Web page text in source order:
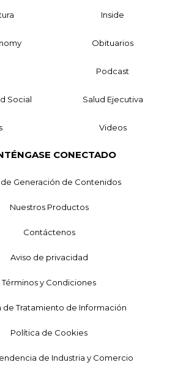
Inside
Obituarios
Podcast
Social Salud Ejecutiva
Videos
CONECTADO
de Generación de Contenidos
Nuestros Productos
Contáctenos
Aviso de privacidad
Términos y Condiciones
de Tratamiento de Información
Política de Cookies
de Industria y Comercio